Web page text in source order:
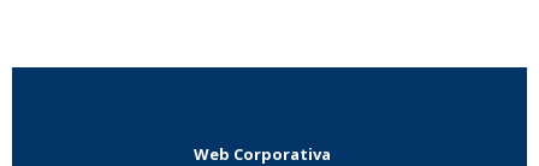
Web Corporativa